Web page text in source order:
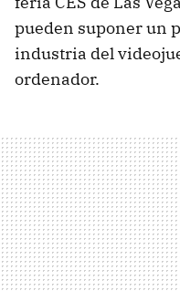
pueden suponer un
industria del
ordenador.